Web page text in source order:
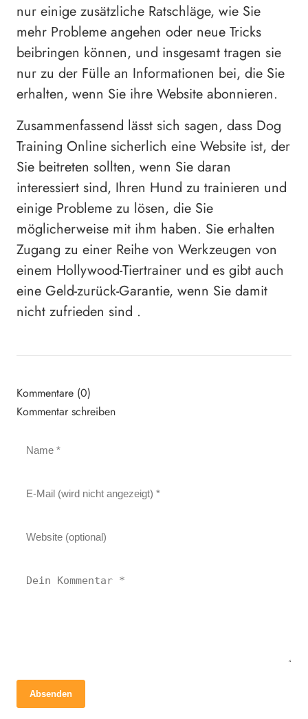
nur einige zusätzliche Ratschläge, wie Sie
mehr Probleme angehen oder neue Tricks
beibringen können, und insgesamt tragen sie
nur zu der Fülle an Informationen bei, die Sie
erhalten, wenn Sie ihre Website abonnieren.
Zusammenfassend lässt sich sagen, dass Dog
Training Online sicherlich eine Website ist, der
Sie beitreten sollten, wenn Sie daran
interessiert sind, Ihren Hund zu trainieren und
einige Probleme zu lösen, die Sie
möglicherweise mit ihm haben. Sie erhalten
Zugang zu einer Reihe von Werkzeugen von
einem Hollywood-Tiertrainer und es gibt auch
eine Geld-zurück-Garantie, wenn Sie damit
nicht zufrieden sind .
Kommentare (0)
Kommentar schreiben
Absenden